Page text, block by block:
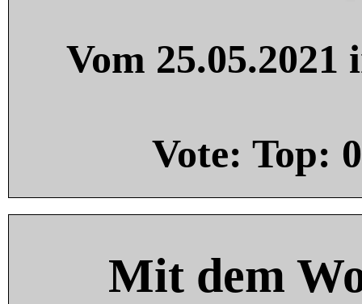
Vom
Vote: Top: 0
Mit dem